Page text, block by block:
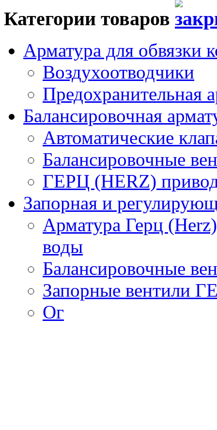
Категории товаров
Арматура для обвязки
Воздухоотводчики
Предохранительная
Балансировочная
Автоматические
Балансировочные
ГЕРЦ (HERZ)
Запорная и
Арматура Герц
воды
Балансировочные
Запорные вентили
Ог